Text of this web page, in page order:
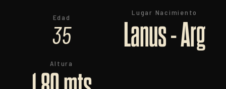
Edad
35
Lugar Nacimiento
Lanus - Arg
Altura